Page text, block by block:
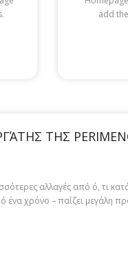
add
ΤΗΣ
αλλαγές από ό, τι
χρόνο – παίζει μεγάλη